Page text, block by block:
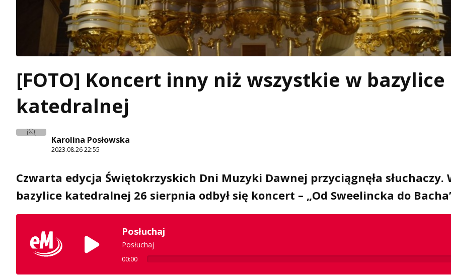
[FOTO] Koncert inny niż wszystkie w bazylice
katedralnej
Karolina Posłowska
2023.08.26 22:55
Czwarta edycja Świętokrzyskich Dni Muzyki Dawnej przyciągnęła słuchaczy.
bazylice katedralnej 26 sierpnia odbył się koncert – „Od Sweelincka do
Posłuchaj
Posłuchaj
00:00